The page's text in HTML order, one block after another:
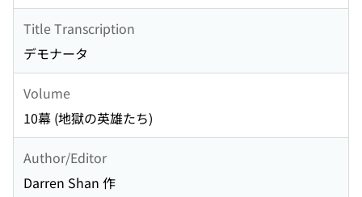
Title Transcription
デモナータ
Volume
10幕 (地獄の英雄たち)
Author/Editor
Darren Shan 作